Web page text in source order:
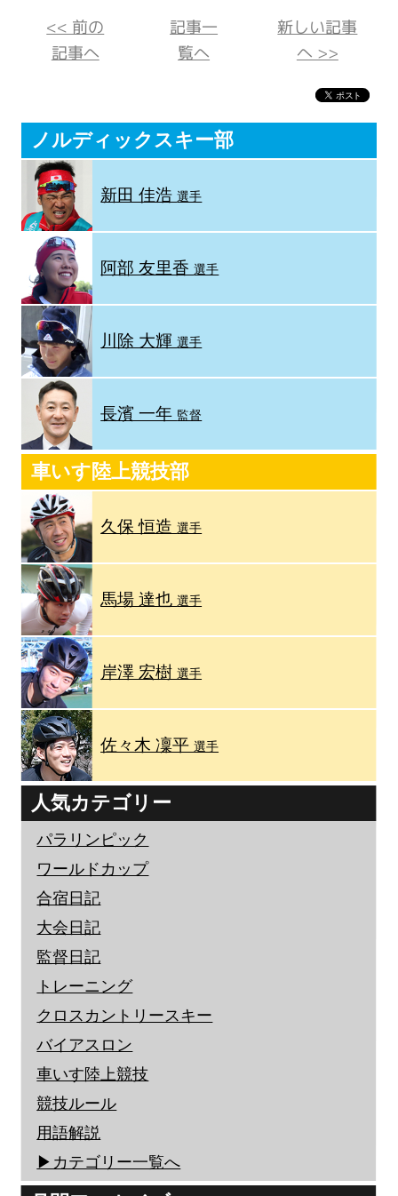
<< 前の
記事へ
記事一
覧へ
新しい記事
へ >>
ノルディックスキー部
新田 佳浩選手
阿部 友里香選手
川除 大輝選手
長濱 一年 監督
車いす陸上競技部
久保 恒造選手
馬場 達也選手
岸澤 宏樹選手
佐々木 凜平選手
人気カテゴリー
パラリンピック
ワールドカップ
合宿日記
大会日記
監督日記
トレーニング
クロスカントリースキー
バイアスロン
車いす陸上競技
競技ルール
用語解説
▶︎カテゴリー一覧へ